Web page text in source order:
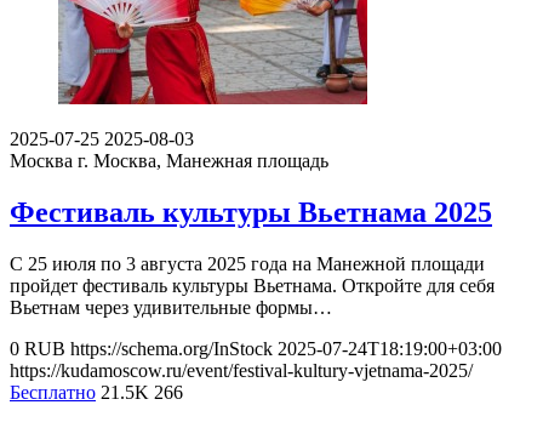
2025-07-25 2025-08-03
Москва г. Москва, Манежная площадь
Фестиваль культуры Вьетнама 2025
С 25 июля по 3 августа 2025 года на Манежной площади
пройдет фестиваль культуры Вьетнама. Откройте для себя
Вьетнам через удивительные формы…
0 RUB https://schema.org/InStock 2025-07-24T18:19:00+03:00
https://kudamoscow.ru/event/festival-kultury-vjetnama-2025/
Бесплатно 21.5K 266